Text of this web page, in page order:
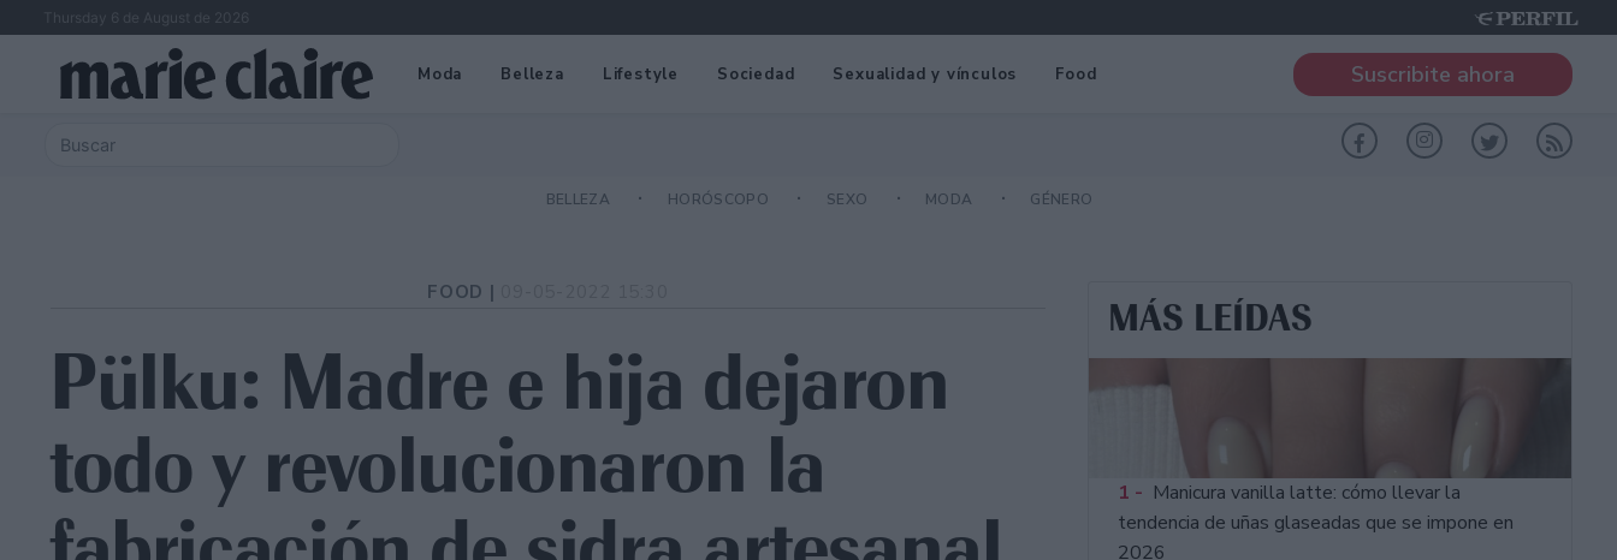
Thursday 6 de August de 2026
Moda Belleza Lifestyle Sociedad Sexualidad y vínculos Food Suscribite ahora
BELLEZA HORÓSCOPO SEXO MODA GÉNERO
FOOD |
Pülku: Madre e hija dejaron
todo y revolucionaron la
MÁS LEÍDAS
1 - Manicura vanilla latte: cómo llevar la
tendencia de uñas glaseadas que se impone en
2026